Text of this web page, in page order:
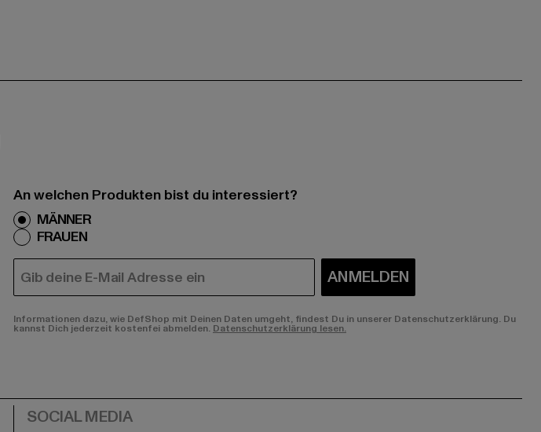
An welchen Produkten bist du interessiert?
MÄNNER
FRAUEN
E-MAIL ANMELDEN
Informationen dazu, wie DefShop mit Deinen Daten umgeht, findest Du in unserer Datenschutzerklärung. Du
kannst Dich jederzeit kostenfei abmelden. Datenschutzerklärung lesen.